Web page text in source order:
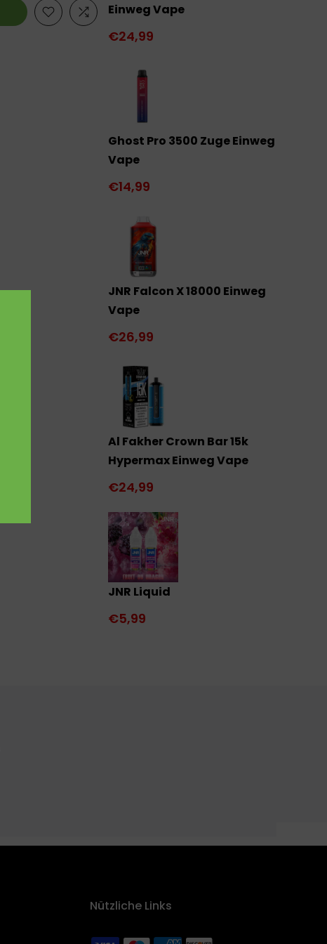
Einweg Vape
€24,99
Ghost Pro 3500 Zuge Einweg
Vape
€14,99
JNR Falcon X 18000 Einweg
Vape
€26,99
Al Fakher Crown Bar 15k
Hypermax Einweg Vape
€24,99
JNR Liquid
€5,99
Nützliche Links